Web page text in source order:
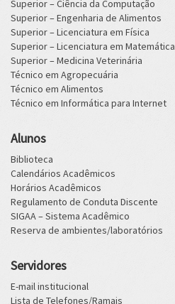
Superior – Ciência da Computação
Superior – Engenharia de Alimentos
Superior – Licenciatura em Física
Superior – Licenciatura em Matemática
Superior – Medicina Veterinária
Técnico em Agropecuária
Técnico em Alimentos
Técnico em Informática para Internet
Alunos
Biblioteca
Calendários Acadêmicos
Horários Acadêmicos
Regulamento de Conduta Discente
SIGAA – Sistema Acadêmico
Reserva de ambientes/laboratórios
Servidores
E-mail institucional
Lista de Telefones/Ramais